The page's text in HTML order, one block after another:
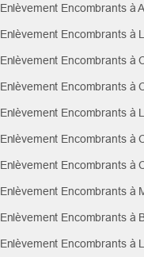
Enlèvement Encombrants à
Enlèvement Encombrants à
Enlèvement Encombrants à
Enlèvement Encombrants à
Enlèvement Encombrants à
Enlèvement Encombrants à
Enlèvement Encombrants à
Enlèvement Encombrants à
Enlèvement Encombrants à
Enlèvement Encombrants à